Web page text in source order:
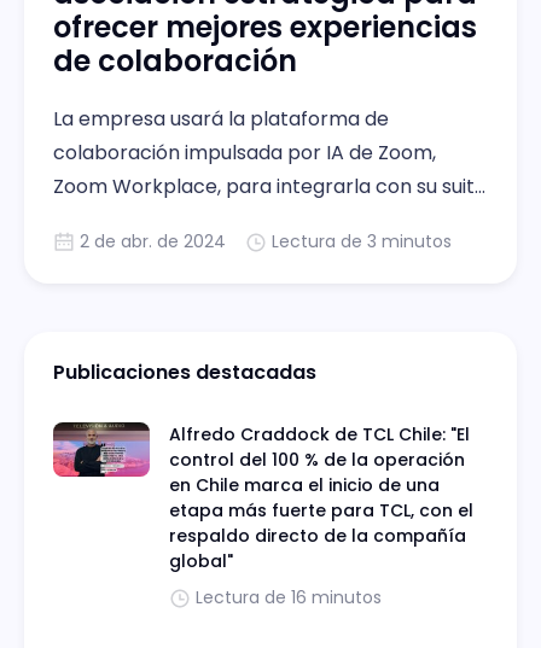
ofrecer mejores experiencias
de colaboración
La empresa usará la plataforma de
colaboración impulsada por IA de Zoom,
Zoom Workplace, para integrarla con su suite
a las empresas a reinventar el trabajo en
2 de abr. de 2024 Lectura de 3 minutos
Publicaciones destacadas
Alfredo Craddock de TCL Chile: "El
control del 100 % de la operación
en Chile marca el inicio de una
etapa más fuerte para TCL, con el
respaldo directo de la compañía
global"
Lectura de 16 minutos